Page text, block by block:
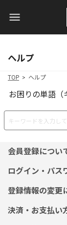
ヘルプ
TOP ヘルプ
お困りの単語（
会員登録につい
ログイン・パス
登録情報の変更
決済・お支払い